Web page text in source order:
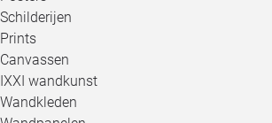
Schilderijen
Prints
Canvassen
IXXI wandkunst
Wandkleden